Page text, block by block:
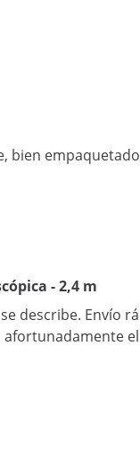
bien
- 2,4 m
describe. Envío